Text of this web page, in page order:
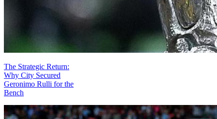
The Strategic Return:
Why City Secured
Geronimo Rulli for the
Bench